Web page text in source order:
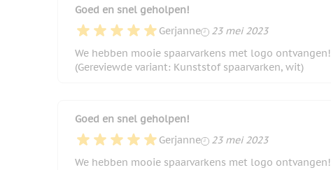
Goed en snel geholpen!
Gerjanne
23 mei 2023
23 mei 2023
We hebben mooie spaarvarkens met logo ontvangen!
(Gereviewde variant: Kunststof spaarvarken, wit)
Goed en snel geholpen!
Gerjanne
23 mei 2023
23 mei 2023
We hebben mooie spaarvarkens met logo ontvangen!